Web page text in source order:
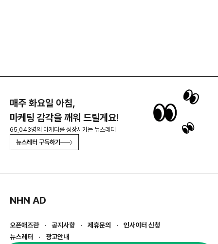
매주 화요일 아침,
마케팅 감각을 깨워 드릴게요!
65,043명의 마케터를 성장시키는 뉴스레터
뉴스레터 구독하기
NHN AD
오픈애즈란 공지사항 제휴문의
인사이터 신청
뉴스레터
광고안내